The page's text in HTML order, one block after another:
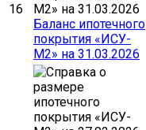
16
Баланс ипотечного
покрытия «ИСУ-
М2» на 31.03.2026